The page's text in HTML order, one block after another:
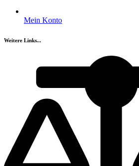
Mein Konto
Weitere Links...